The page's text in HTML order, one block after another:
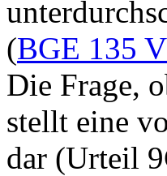
(BGE 135
Die Frage,
stellt eine
dar (Urteil